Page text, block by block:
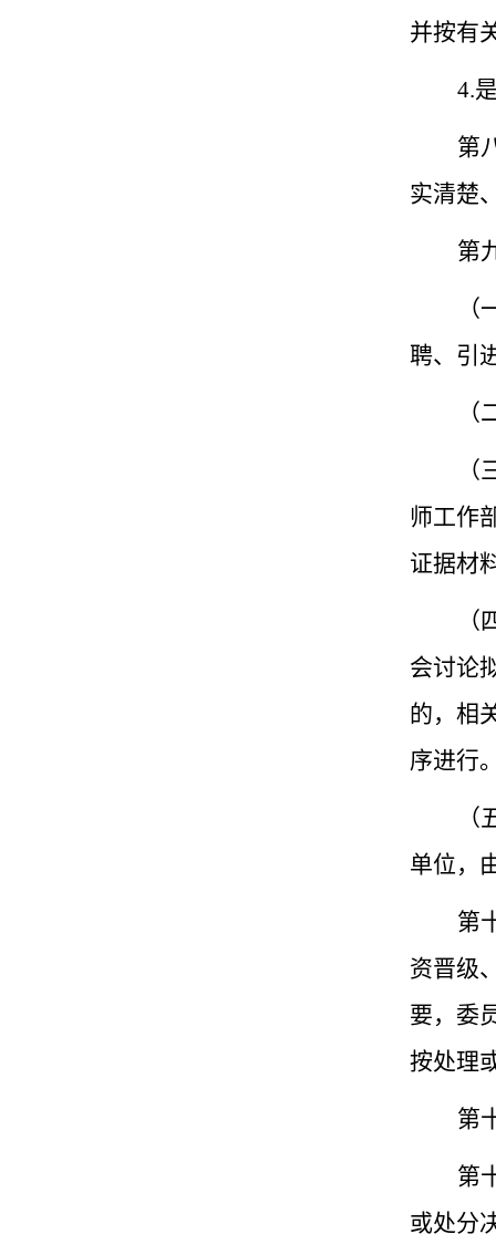
并按有
4.
第
实清楚
第
聘、引
师工作
证据材
会讨论
的，相
序进行
单位，
第
资晋级
要，委
按处理
第
第
或处分